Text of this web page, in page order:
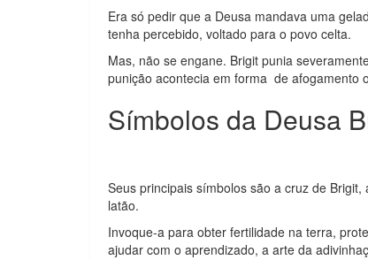
Era só pedir que a Deusa mandava uma
tenha percebido, voltado para o povo celta.
Mas, não se engane. Brigit punia
punição acontecia em forma de afogamento
Símbolos da Deusa
Seus principais símbolos são a cruz de
latão.
Invoque-a para obter fertilidade na terra,
ajudar com o aprendizado, a arte da